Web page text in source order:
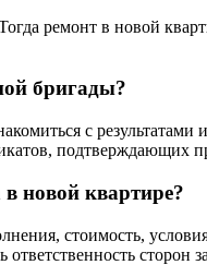
ремонт в новой
бригады?
с
подтверждающих
новой квартире?
стоимость,
ответственность